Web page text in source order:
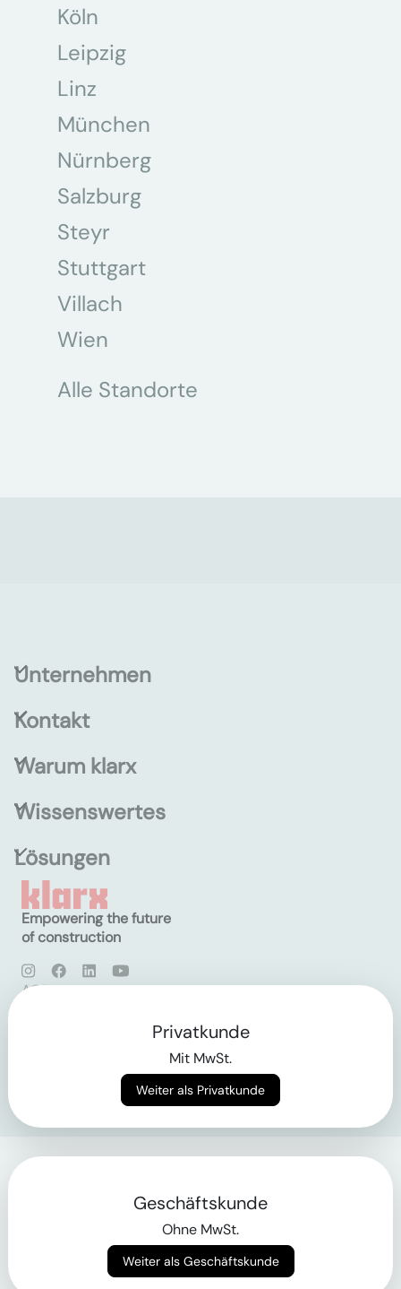
Köln
Leipzig
Linz
München
Nürnberg
Salzburg
Steyr
Stuttgart
Villach
Wien
Alle Standorte
Unternehmen
Kontakt
Warum klarx
Wissenswertes
Lösungen
Empowering the future
of construction
AGB
Privatkunde
Mit MwSt.
Weiter als Privatkunde
Geschäftskunde
Ohne MwSt.
Weiter als Geschäftskunde